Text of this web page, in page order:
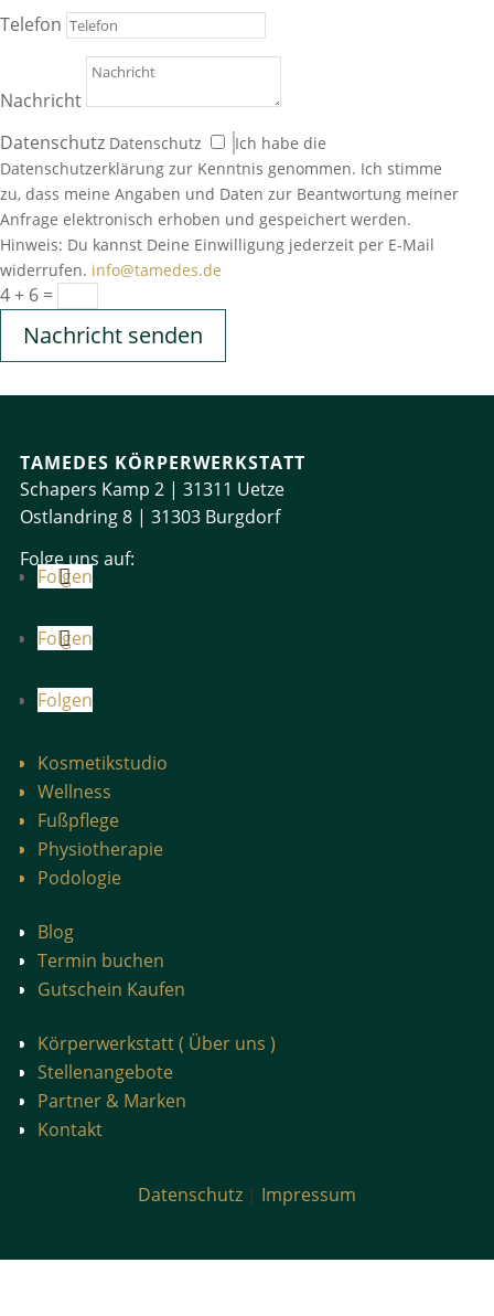
Telefon
Nachricht
Datenschutz Datenschutz
Ich habe die
Datenschutzerklärung zur Kenntnis genommen. Ich stimme
zu, dass meine Angaben und Daten zur Beantwortung meiner
Anfrage elektronisch erhoben und gespeichert werden.
Hinweis: Du kannst Deine Einwilligung jederzeit per E-Mail
widerrufen. info@tamedes.de
4 + 6 =
Nachricht senden
TAMEDES KÖRPERWERKSTATT
Schapers Kamp 2 | 31311 Uetze
Ostlandring 8 | 31303 Burgdorf
Folge uns auf:
Folgen
Folgen
Folgen
Kosmetikstudio
Wellness
Fußpflege
Physiotherapie
Podologie
Blog
Termin buchen
Gutschein Kaufen
Körperwerkstatt ( Über uns )
Stellenangebote
Partner & Marken
Kontakt
Datenschutz | Impressum